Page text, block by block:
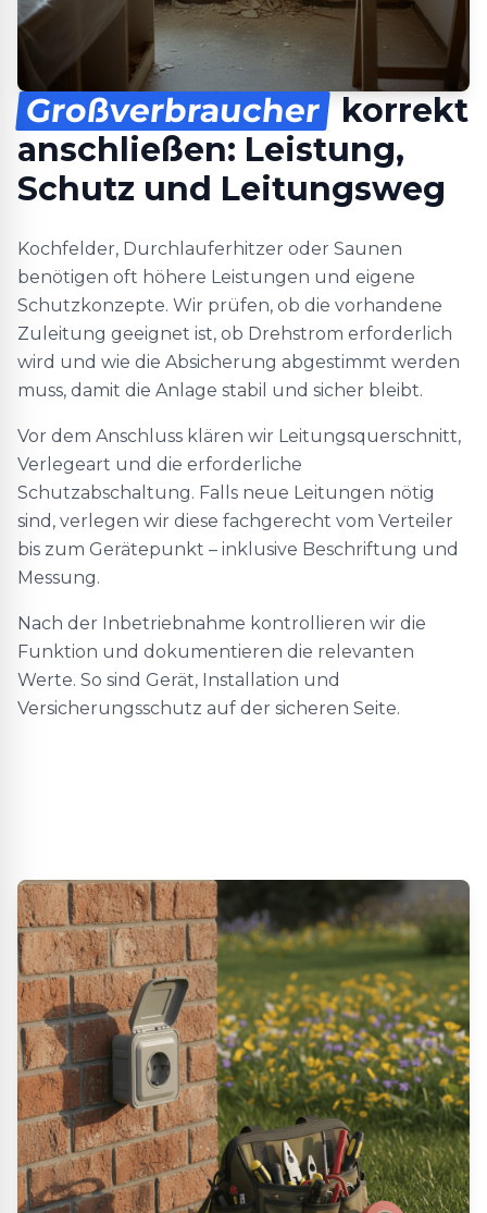
Großverbraucher korrekt
anschließen: Leistung,
Schutz und Leitungsweg
Kochfelder, Durchlauferhitzer oder Saunen
benötigen oft höhere Leistungen und eigene
Schutzkonzepte. Wir prüfen, ob die vorhandene
Zuleitung geeignet ist, ob Drehstrom erforderlich
wird und wie die Absicherung abgestimmt werden
muss, damit die Anlage stabil und sicher bleibt.
Vor dem Anschluss klären wir Leitungsquerschnitt,
Verlegeart und die erforderliche
Schutzabschaltung. Falls neue Leitungen nötig
sind, verlegen wir diese fachgerecht vom Verteiler
bis zum Gerätepunkt – inklusive Beschriftung und
Messung.
Nach der Inbetriebnahme kontrollieren wir die
Funktion und dokumentieren die relevanten
Werte. So sind Gerät, Installation und
Versicherungsschutz auf der sicheren Seite.